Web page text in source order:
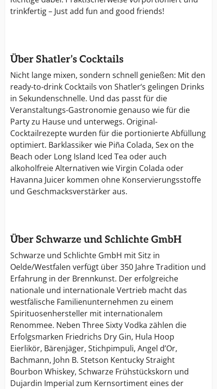
trinkfertig – Just add fun and good friends!
Über Shatler’s Cocktails
Nicht lange mixen, sondern schnell genießen: Mit den
ready-to-drink Cocktails von Shatler‘s gelingen Drinks
in Sekundenschnelle. Und das passt für die
Veranstaltungs-Gastronomie genauso wie für die
Party zu Hause und unterwegs. Original-
Cocktailrezepte wurden für die portionierte Abfüllung
optimiert. Barklassiker wie Piña Colada, Sex on the
Beach oder Long Island Iced Tea oder auch
alkoholfreie Alternativen wie Virgin Colada oder
Havanna Juicer kommen ohne Konservierungsstoffe
und Geschmacksverstärker aus.
Über Schwarze und Schlichte GmbH
Schwarze und Schlichte GmbH mit Sitz in
Oelde/Westfalen verfügt über 350 Jahre Tradition und
Erfahrung in der Brennkunst. Der erfolgreiche
nationale und internationale Vertrieb macht das
westfälische Familienunternehmen zu einem
Spirituosenhersteller mit internationalem
Renommee. Neben Three Sixty Vodka zählen die
Erfolgsmarken Friedrichs Dry Gin, Hula Hoop
Eierlikör, Bärenjäger, Stichpimpuli, Angel d’Or,
Bachmann, John B. Stetson Kentucky Straight
Bourbon Whiskey, Schwarze Frühstückskorn und
Dujardin Imperial zum Kernsortiment eines der